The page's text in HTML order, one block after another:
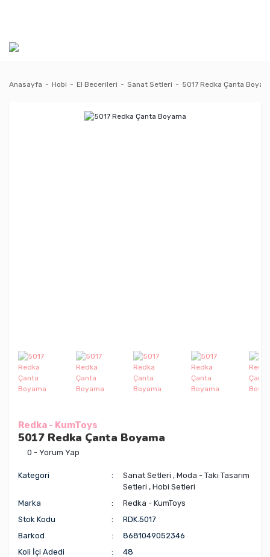
Anasayfa Hobi El Becerileri Sanat Setleri 5017 Redka Çanta
Redka - KumToys
5017 Redka Çanta Boyama
0 - Yorum Yap
Kategori Sanat Setleri ,Moda - Takı Tasarım
Setleri ,Hobi Setleri
Marka
Redka - KumToys
Stok Kodu
RDK.5017
Barkod
8681049052346
Koli İçi Adedi
48